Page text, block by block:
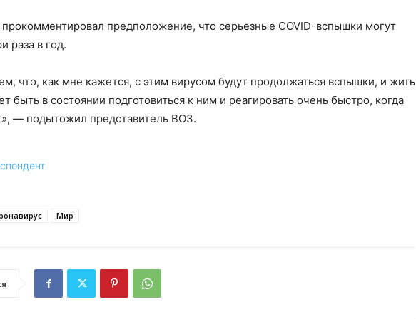
предположение, что серьезные COVID-вспышки могут
раза в год.
что, как мне кажется, с этим вирусом будут продолжаться вспышки, и жить
быть в состоянии подготовиться к ним и реагировать очень быстро, когда
— подытожил представитель ВОЗ.
Мир